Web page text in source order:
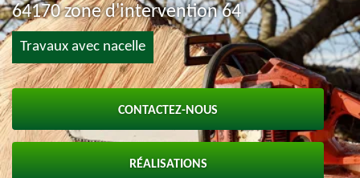
64170 zone d'intervention 64
Travaux avec nacelle
CONTACTEZ-NOUS
RÉALISATIONS